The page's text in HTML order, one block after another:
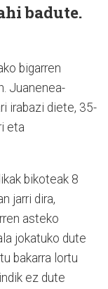
badute.
bigarren
Juanenea-
irabazi diete, 35-
eta
bikoteak 8
jarri dira,
asteko
jokatuko dute
bakarra lortu
ez dute